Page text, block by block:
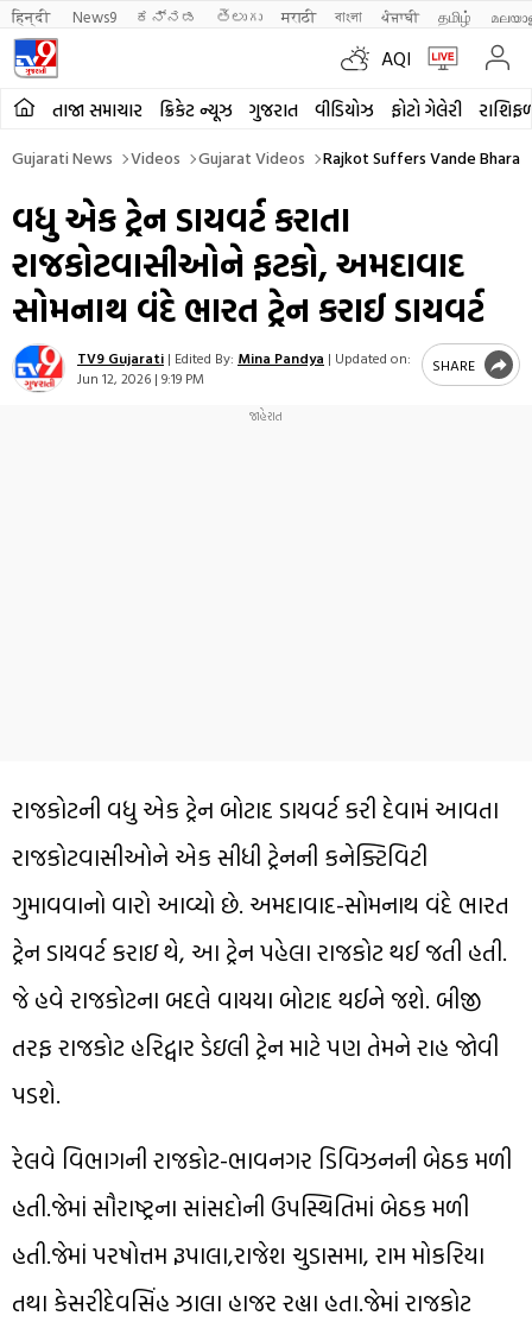
हिन्दी News9 ಕನ್ನಡ తెలుగు मराठी বাংলা ਪੰਜਾਬੀ தமிழ்
AQI
તાજા સમાચાર ક્રિકેટ ન્યૂઝ ગુજરાત વીડિયોઝ ફોટો ગેલેરી
Gujarati News Videos Gujarat Videos Rajkot Suffers Vande
વધુ એક ટ્રેન ડાયવર્ટ કરાતા
રાજકોટવાસીઓને ફટકો, અમદાવાદ
સોમનાથ વંદે ભારત ટ્રેન કરાઈ ડાયવર્ટ
TV9 Gujarati | Edited By: Mina Pandya | Updated on:
Jun 12, 2026 | 9:19 PM
SHARE
રાજકોટની વધુ એક ટ્રેન બોટાદ ડાયવર્ટ કરી દેવામં આવતા
રાજકોટવાસીઓને એક સીધી ટ્રેનની કનેક્ટિવિટી
ગુમાવવાનો વારો આવ્યો છે. અમદાવાદ-સોમનાથ વંદે ભારત
ટ્રેન ડાયવર્ટ કરાઇ થે, આ ટ્રેન પહેલા રાજકોટ થઈ જતી હતી.
જે હવે રાજકોટના બદલે વાયયા બોટાદ થઈને જશે. બીજી
તરફ રાજકોટ હરિદ્વાર ડેઇલી ટ્રેન માટે પણ તેમને રાહ જોવી
પડશે.
રેલવે વિભાગની રાજકોટ-ભાવનગર ડિવિઝનની બેઠક મળી
હતી.જેમાં સૌરાષ્ટ્રના સાંસદોની ઉપસ્થિતિમાં બેઠક મળી
હતી.જેમાં પરષોત્તમ રૂપાલા,રાજેશ ચુડાસમા, રામ મોકરિયા
તથા કેસરીદેવસિંહ ઝાલા હાજર રહ્યા હતા.જેમાં રાજકોટ